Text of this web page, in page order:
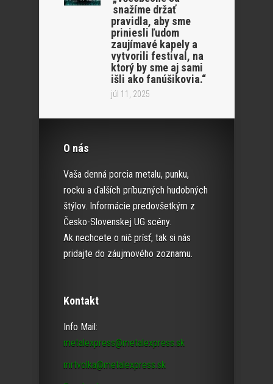
snažíme držať
pravidla, aby sme
priniesli ľudom
zaujímavé kapely a
vytvorili festival, na
ktorý by sme aj sami
išli ako fanúšikovia.“
júl 11, 2025
O nás
Vaša denná porcia metalu, punku,
rocku a ďalších príbuzných hudobných
štýlov. Informácie predovšetkým z
Česko-Slovenskej UG scény.
Ak nechcete o nič prísť, tak si nás
pridajte do záujmového zoznamu.
Kontakt
Info Mail:
metalexpress@metalexpress.sk
mrtvolka@metalexpress.sk